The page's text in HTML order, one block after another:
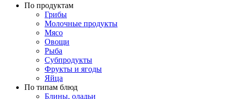
По продуктам
Грибы
Молочные продукты
Мясо
Овощи
Рыба
Субпродукты
Фрукты и ягоды
Яйца
По типам блюд
Блины, оладьи